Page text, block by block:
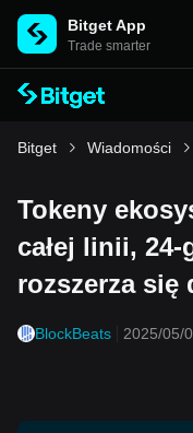
Bitget App
Trade smarter
Bitget Wiadomości
Tokeny
całej linii,
rozszerza się
BlockBeats 2025/05/